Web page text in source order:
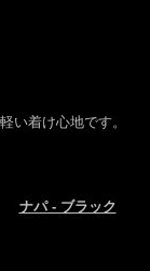
い着け心地です。
ナパ - ブラック